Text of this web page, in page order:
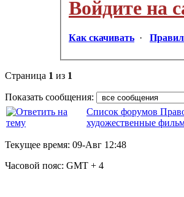
Войдите на
Как скачивать ·
Страница 1 из 1
Показать сообщения:
Список форумов
художественные
Текущее время: 09-Авг 12:48
Часовой пояс: GMT + 4